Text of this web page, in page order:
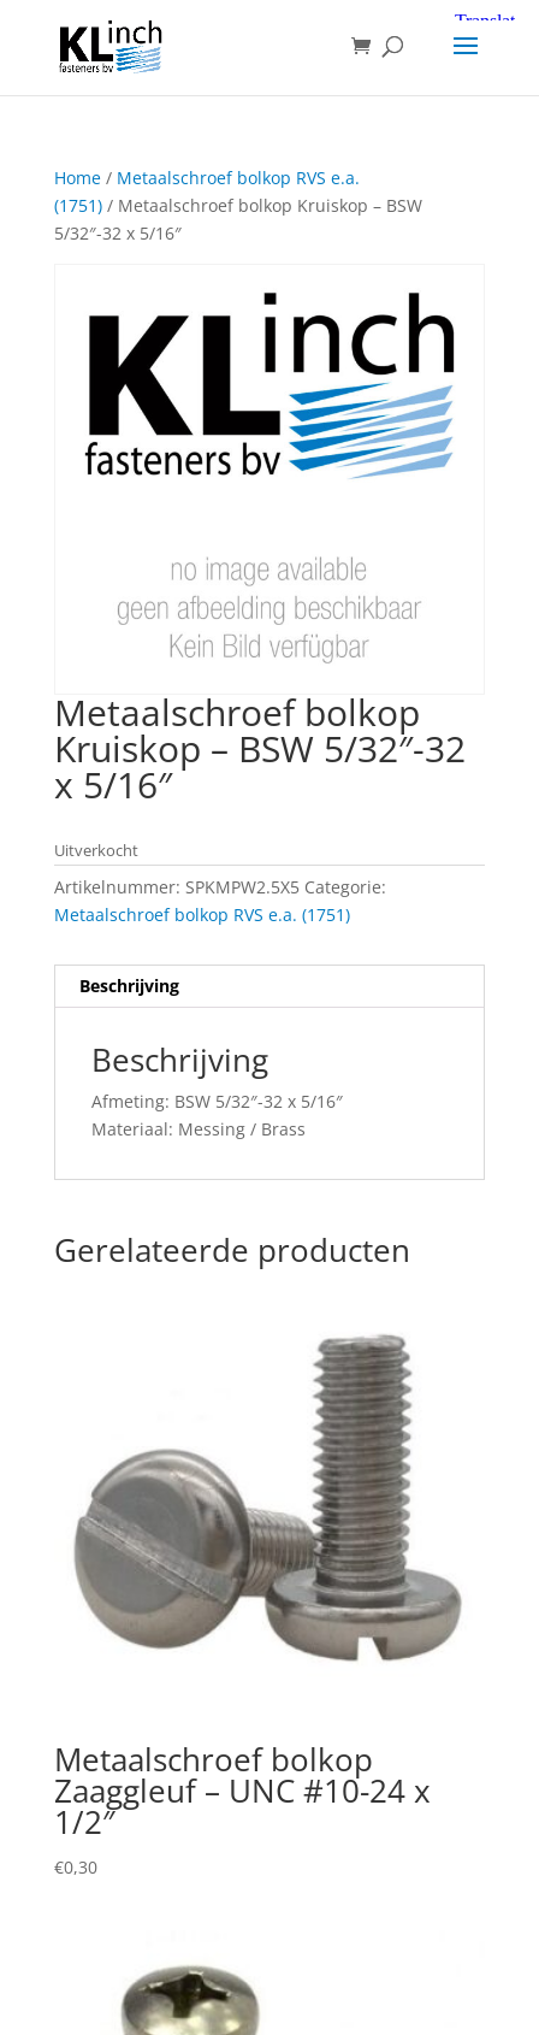
Home/ Metaalschroef bolkop RVS e.a.
(1751)/ Metaalschroef bolkop Kruiskop – BSW
5/32″-32 x 5/16″
Metaalschroef bolkop
Kruiskop – BSW 5/32″-32
x 5/16″
Uitverkocht
Artikelnummer: SPKMPW2.5X5 Categorie:
Metaalschroef bolkop RVS e.a. (1751)
Beschrijving
Beschrijving
Afmeting: BSW 5/32″-32 x 5/16″
Materiaal: Messing / Brass
Gerelateerde producten
Metaalschroef bolkop
Zaaggleuf – UNC #10-24 x
1/2″
€0,30